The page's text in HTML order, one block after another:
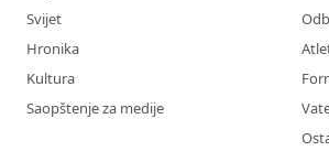
Svijet
Hronika
Kultura
Saopštenje za medije